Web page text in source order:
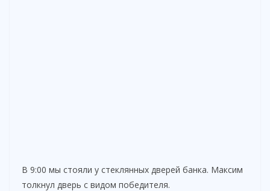
В 9:00 мы стояли у стеклянных дверей банка. Максим
толкнул дверь с видом победителя.